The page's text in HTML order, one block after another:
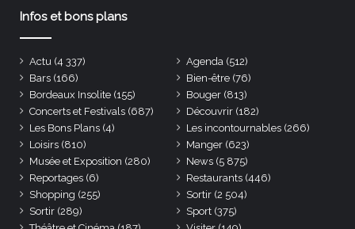
Infos et bons plans
Actu (4 337) Agenda (512)
Bars (166) Bien-être (76)
Bordeaux Insolite (155) Bouger (813)
Concerts et Festivals (687) Découvrir (182)
Les Bons Plans (4) Les incontournables (266)
Loisirs (810) Manger (623)
Musée et Exposition (280) News (5 875)
Reportages (6) Restaurants (446)
Shopping (255) Sortir (2 504)
Sortir (289) Sport (375)